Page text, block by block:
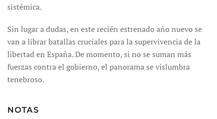
sistémica.
Sin lugar a dudas, en este recién estrenado año nuevo se
van a librar batallas cruciales para la supervivencia de la
libertad en España. De momento, si no se suman más
fuerzas contra el gobierno, el panorama se vislumbra
tenebroso.
NOTAS